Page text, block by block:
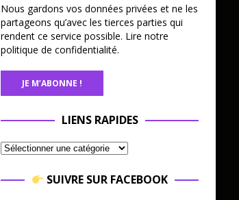
Nous gardons vos données privées et ne les
partageons qu’avec les tierces parties qui
rendent ce service possible. Lire notre
politique de confidentialité.
LIENS RAPIDES
SUIVRE SUR FACEBOOK